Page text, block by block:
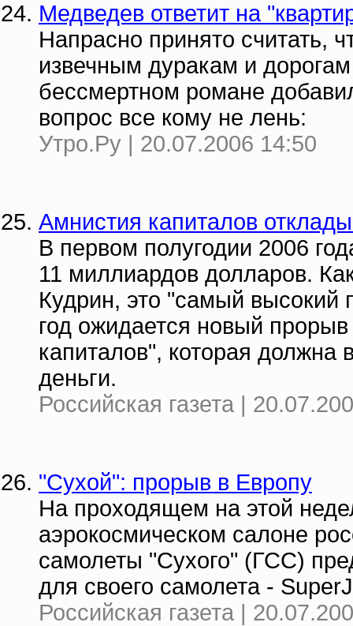
Медведев ответит на
Напрасно принято считать,
извечным дуракам и
бессмертном романе
вопрос все кому не лень:
Утро.Ру | 20.07.2006 14:50
Амнистия капиталов
В первом полугодии 2006
11 миллиардов долларов.
Кудрин, это "самый высокий
год ожидается новый
капиталов", которая должна
деньги.
Российская газета |
"Сухой": прорыв в Европу
На проходящем на этой
аэрокосмическом салоне
самолеты "Сухого" (ГСС)
для своего самолета -
Российская газета |